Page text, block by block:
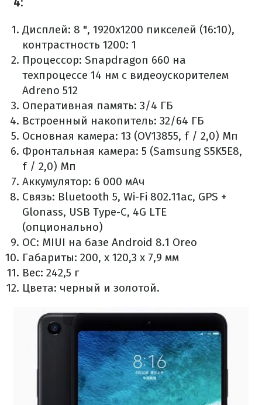
Дисплей: 8 ", 1920х1200 пикселей (16:10),
контрастность 1200: 1
Процессор: Snapdragon 660 на
техпроцессе 14 нм с видеоускорителем
Adreno 512
Оперативная память: 3/4 ГБ
Встроенный накопитель: 32/64 ГБ
Основная камера: 13 (OV13855, f / 2,0) Мп
Фронтальная камера: 5 (Samsung S5K5E8,
f / 2,0) Мп
Аккумулятор: 6 000 мАч
Связь: Bluetooth 5, Wi-Fi 802.11ac, GPS +
Glonass, USB Type-C, 4G LTE
(опционально)
ОС: MIUI на базе Android 8.1 Oreo
Габариты: 200, х 120,3 х 7,9 мм
Вес: 242,5 г
Цвета: черный и золотой.